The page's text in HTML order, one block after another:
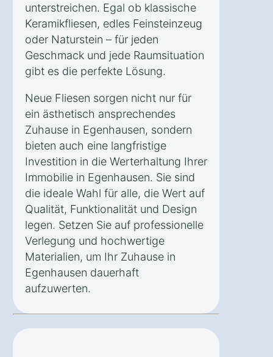
unterstreichen. Egal ob klassische
Keramikfliesen, edles Feinsteinzeug
oder Naturstein – für jeden
Geschmack und jede Raumsituation
gibt es die perfekte Lösung.
Neue Fliesen sorgen nicht nur für
ein ästhetisch ansprechendes
Zuhause in Egenhausen, sondern
bieten auch eine langfristige
Investition in die Werterhaltung Ihrer
Immobilie in Egenhausen. Sie sind
die ideale Wahl für alle, die Wert auf
Qualität, Funktionalität und Design
legen. Setzen Sie auf professionelle
Verlegung und hochwertige
Materialien, um Ihr Zuhause in
Egenhausen dauerhaft
aufzuwerten.